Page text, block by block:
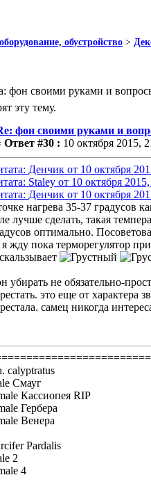
обустройство >
фон своими руками и
эту тему.
фон своими руками и
Ответ #30 : 10 октября 2015,
Денчик от 10 октября
Staley от 10 октября
Денчик от 10 октября
нагрева 35-37 градусов
лучше сделать, такая
оптимально.
я жду пока терморегулятор
убирать не обязательно-
это еще от характера
самец никогда
calyptratus
Смауг
Кассиопея RIP
Гербера
Венера
Pardalis
2
4